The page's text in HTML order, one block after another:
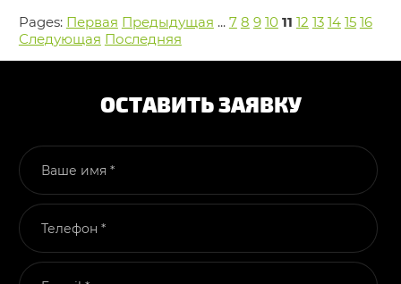
Pages: Первая Предыдущая ... 7 8 9 10 11 12 13 14 15 16
Следующая Последняя
ОСТАВИТЬ ЗАЯВКУ